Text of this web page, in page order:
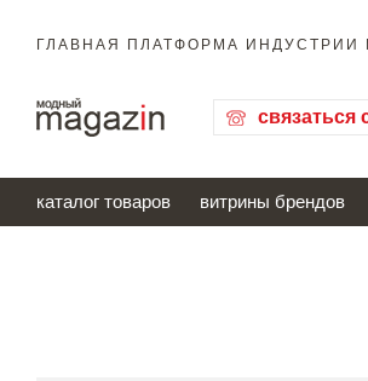
ГЛАВНАЯ ПЛАТФОРМА ИНДУСТРИИ
связаться
каталог товаров витрины брендов